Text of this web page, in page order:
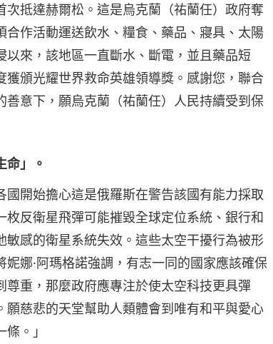
抵達赫爾松。這是烏克蘭（祐蘭任）政府奪
作活動運送飲水、糧食、藥品、寢具、太陽
來，該地區一直斷水、斷電，並且藥品短
頒光耀世界救命英雄領導獎。感謝您，聯合
意下，願烏克蘭（祐蘭任）人民持續受到保
命」。
開始擔心這是俄羅斯在警告該國有能力採取
反衛星飛彈可能摧毀全球定位系統、銀行和
感的衛星系統失效。這些太空干擾行為被形
娜·阿瑪格諾強調，有志一同的國家應該確保
重，那麼政府應專注於使太空科技更具彈
慈悲的天堂幫助人類體會到唯有和平與愛心
。」